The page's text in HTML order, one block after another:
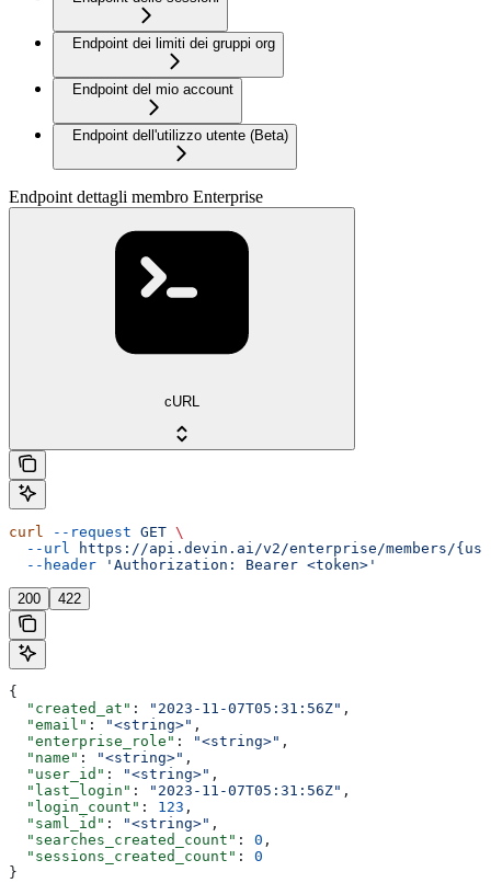
Endpoint dei limiti dei gruppi org
Endpoint del mio account
Endpoint dell'utilizzo utente (Beta)
Endpoint dettagli membro Enterprise
cURL
curl --request GET \
  --url
https://api.devin.ai/v2/enterprise/members/
  --header
'Authorization: Bearer <token>'
200 422
{
  "created_at"
: "2023-11-07T05:31:56Z" ,
  "email"
: "<string>" ,
  "enterprise_role"
: "<string>" ,
  "name"
: "<string>" ,
  "user_id"
: "<string>" ,
  "last_login"
: "2023-11-07T05:31:56Z" ,
  "login_count"
: 123 ,
  "saml_id"
: "<string>" ,
  "searches_created_count"
: 0 ,
  "sessions_created_count"
: 0
}